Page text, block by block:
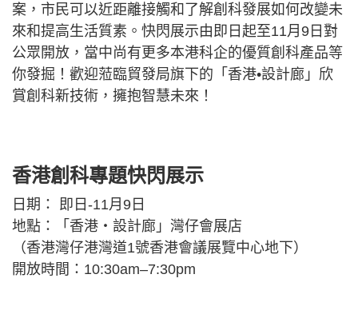
案，市民可以近距離接觸和了解創科發展如何改變未
來和提高生活質素。快閃展示由即日起至11月9日對
公眾開放，當中尚有更多本港科企的優質創科產品等
你發掘！歡迎蒞臨貿發局旗下的「香港•設計廊」欣
賞創科新技術，擁抱智慧未來！
香港創科專題快閃展示
日期： 即日-11月9日
地點：「香港‧設計廊」灣仔會展店
（香港灣仔港灣道1號香港會議展覽中心地下）
開放時間：10:30am–7:30pm